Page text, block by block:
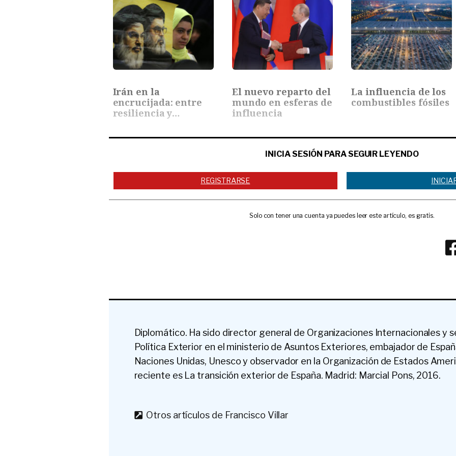
Irán en la
encrucijada: entre
resiliencia y
El nuevo reparto del
mundo en esferas de
influencia
La influencia de los
combustibles fósiles
INICIA SESIÓN PARA SEGUIR LEYENDO
REGISTRARSE
Solo con tener una cuenta ya puedes leer este artículo, es gratis.
Diplomático. Ha sido director general de Organizaciones Internacionales y
Política Exterior en el ministerio de Asuntos Exteriores, embajador de
Naciones Unidas, Unesco y observador en la Organización de Estados
reciente es La transición exterior de España. Madrid: Marcial Pons, 2016.
Otros artículos de Francisco Villar